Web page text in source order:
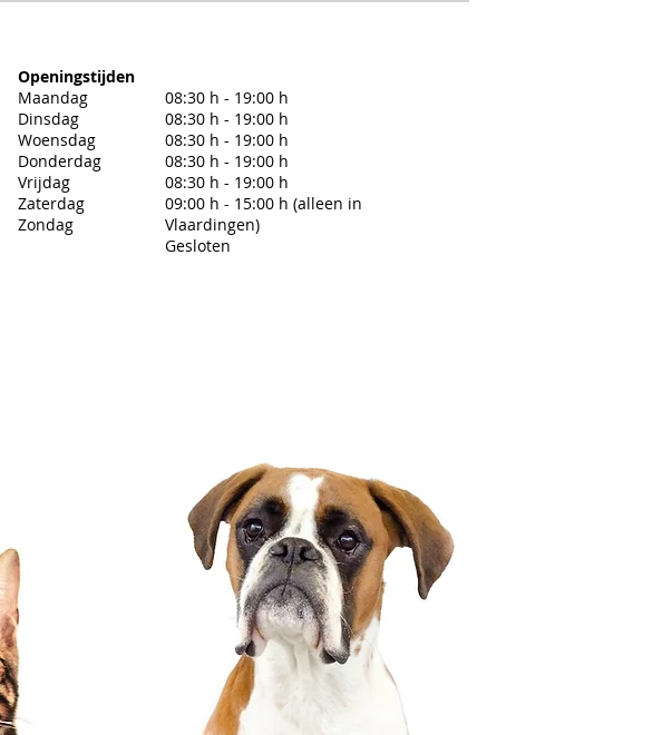
Yuri en Frederike zijn op reis
Openingstijden
Maandag
Dinsdag
Woensdag
Donderdag
Vrijdag
Zaterdag
Zondag
08:30 h - 19:00 h
08:30 h - 19:00 h
08:30 h - 19:00 h
08:30 h - 19:00 h
08:30 h - 19:00 h
09:00 h - 15:00 h (alleen in
Vlaardingen)
Gesloten